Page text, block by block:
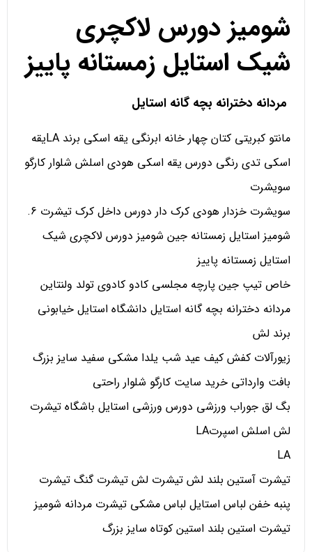
شومیز دورس لاکچری
شیک استایل زمستانه پاییز
مردانه دخترانه بچه گانه استایل
مانتو کبریتی کتان چهار خانه ابرنگی یقه اسکی برند LAیقه
اسکی تدی رنگی دورس یقه اسکی هودی اسلش شلوار کارگو
سویشرت
سویشرت خزدار هودی کرک دار دورس داخل کرک تیشرت 6.
شومیز استایل زمستانه جین شومیز دورس لاکچری شیک
استایل زمستانه پاییز
خاص تیپ جین پارچه مجلسی کادو کادوی تولد ولنتاین
مردانه دخترانه بچه گانه استایل دانشگاه استایل خیابونی
برند لش
زیورآلات کفش کیف عید شب یلدا مشکی سفید سایز بزرگ
بافت وارداتی خرید سایت کارگو شلوار راحتی
بگ لق جوراب ورزشی دورس ورزشی استایل باشگاه تیشرت
لش اسلش اسپرتLA
LA
تیشرت آستین بلند لش تیشرت لش تیشرت گنگ تیشرت
پنبه خفن لباس استایل لباس مشکی تیشرت مردانه شومیز
تیشرت استین بلند استین کوتاه سایز بزرگ